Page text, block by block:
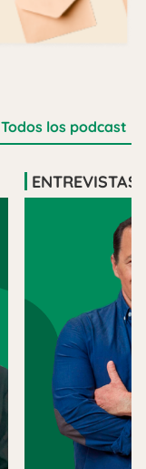
Todos los podcast
ENTREVISTAS